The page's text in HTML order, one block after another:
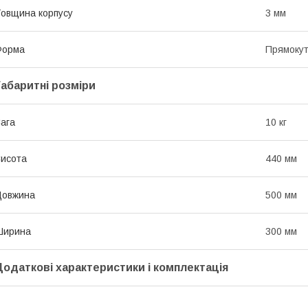
корпусу 3 мм
розміри
10 кг
440 мм
500 мм
300 мм
характеристики і комплектація